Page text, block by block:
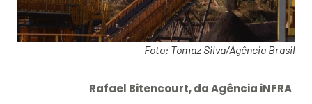
Foto: Tomaz Silva/Agência Brasil
Rafael Bitencourt, da Agência iNFRA